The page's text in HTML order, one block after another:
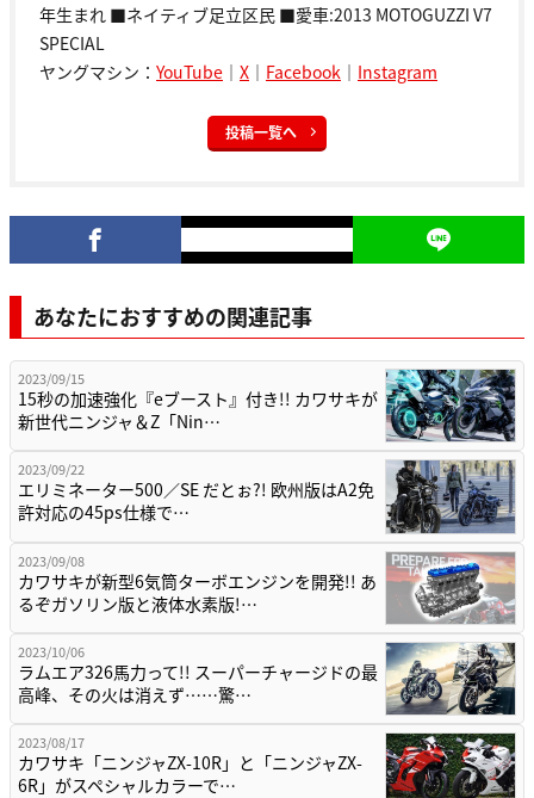
年生まれ ■ネイティブ足立区民 ■愛車:2013 MOTOGUZZI V7
SPECIAL
ヤングマシン： YouTube ｜ X ｜ Facebook ｜ Instagram
投稿一覧へ
あなたにおすすめの関連記事
2023/09/15
15秒の加速強化『eブースト』付き!! カワサキが
新世代ニンジャ＆Z「Nin…
2023/09/22
エリミネーター500／SE だとぉ?! 欧州版はA2免
許対応の45ps仕様で…
2023/09/08
カワサキが新型6気筒ターボエンジンを開発!! あ
るぞガソリン版と液体水素版!…
2023/10/06
ラムエア326馬力って!! スーパーチャージドの最
高峰、その火は消えず……驚…
2023/08/17
カワサキ「ニンジャZX-10R」と「ニンジャZX-
6R」がスペシャルカラーで…